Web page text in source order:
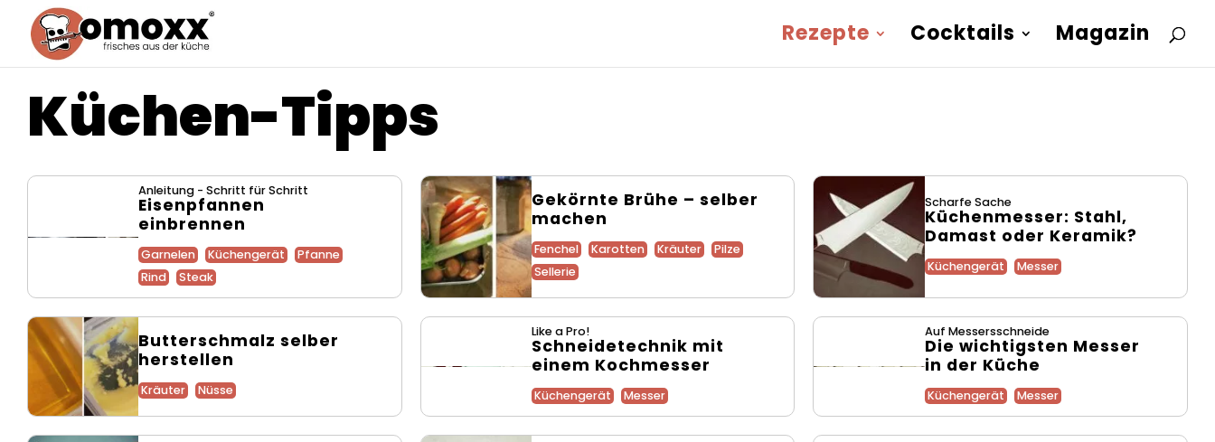
Rezepte Cocktails Magazin
Küchen-Tipps
Anleitung - Schritt für Schritt
Eisenpfannen
einbrennen
Garnelen Küchengerät
Pfanne
Rind
Steak
Gekörnte Brühe – selber
machen
Fenchel Karotten Kräuter
Pilze
Sellerie
Scharfe Sache
Küchenmesser: Stahl,
Damast oder Keramik?
Küchengerät Messer
Butterschmalz selber
herstellen
Kräuter Nüsse
Like a Pro!
Schneidetechnik mit
einem Kochmesser
Küchengerät Messer
Auf Messersschneide
Die wichtigsten Messer
in der Küche
Küchengerät Messer